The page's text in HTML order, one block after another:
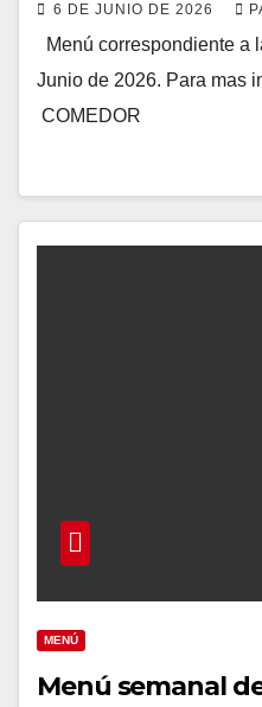
6 DE JUNIO DE 2026
Menú correspondiente a
Junio de 2026. Para mas
COMEDOR
MENÚ
Menú semanal